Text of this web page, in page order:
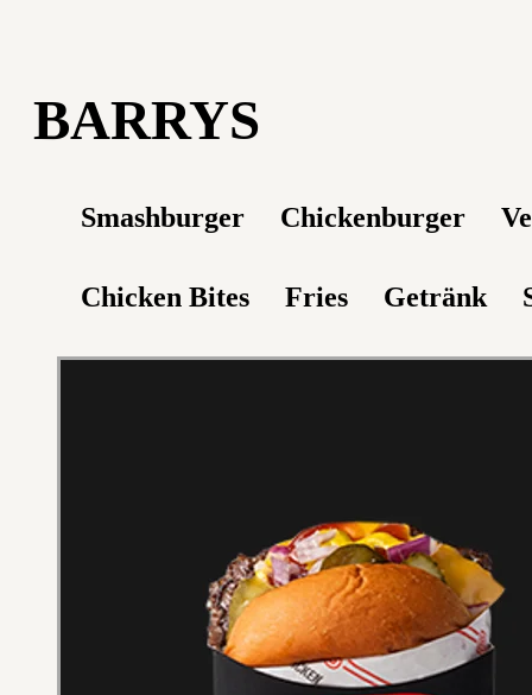
BARRYS
Smashburger Chickenburger
Chicken Bites Fries Getränk